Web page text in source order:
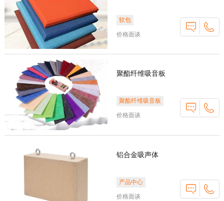
软包
价格面谈
聚酯纤维吸音板
聚酯纤维吸音板
价格面谈
铝合金吸声体
产品中心
价格面谈